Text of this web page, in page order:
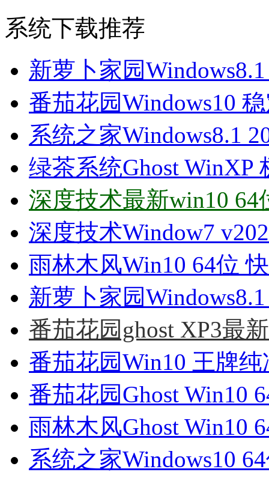
系统下载推荐
新萝卜家园
番茄花园Windows10
系统之家Windows8.1
绿茶系统Ghost WinXP
深度技术最新win10 64
深度技术Window7
雨林木风Win10 64位
新萝卜家园
番茄花园ghost XP3最
番茄花园Win10 王牌纯
番茄花园Ghost Win10
雨林木风Ghost Win10
系统之家Windows10